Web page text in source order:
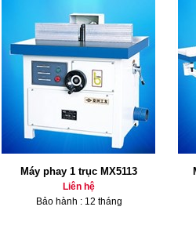
Máy phay 1 trục MX5113
Liên hệ
Bảo hành : 12 tháng